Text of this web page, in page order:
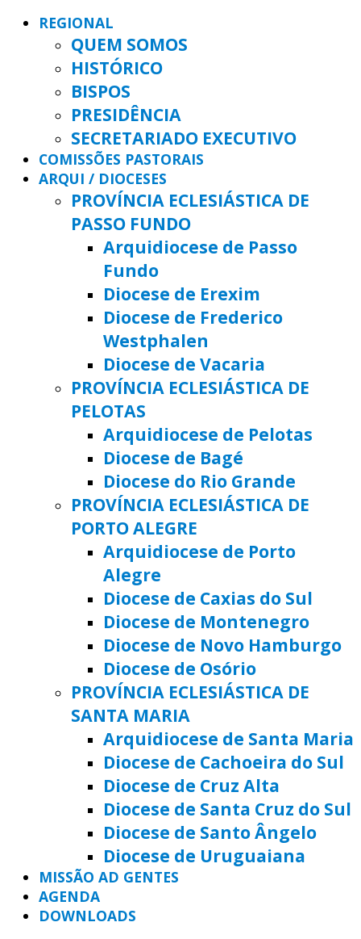
REGIONAL
QUEM SOMOS
HISTÓRICO
BISPOS
PRESIDÊNCIA
SECRETARIADO EXECUTIVO
COMISSÕES PASTORAIS
ARQUI / DIOCESES
PROVÍNCIA ECLESIÁSTICA DE
PASSO FUNDO
Arquidiocese de Passo
Fundo
Diocese de Erexim
Diocese de Frederico
Westphalen
Diocese de Vacaria
PROVÍNCIA ECLESIÁSTICA DE
PELOTAS
Arquidiocese de Pelotas
Diocese de Bagé
Diocese do Rio Grande
PROVÍNCIA ECLESIÁSTICA DE
PORTO ALEGRE
Arquidiocese de Porto
Alegre
Diocese de Caxias do Sul
Diocese de Montenegro
Diocese de Novo Hamburgo
Diocese de Osório
PROVÍNCIA ECLESIÁSTICA DE
SANTA MARIA
Arquidiocese de Santa Maria
Diocese de Cachoeira do Sul
Diocese de Cruz Alta
Diocese de Santa Cruz do Sul
Diocese de Santo Ângelo
Diocese de Uruguaiana
MISSÃO AD GENTES
AGENDA
DOWNLOADS